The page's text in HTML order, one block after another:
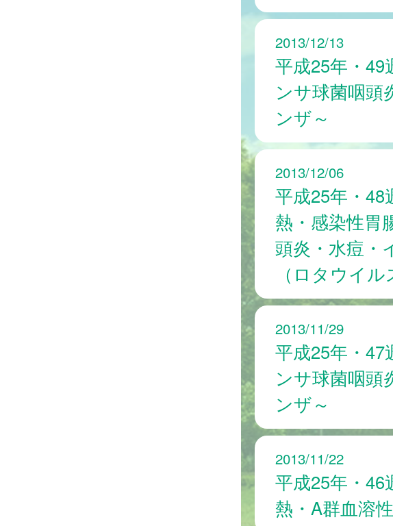
2013/12/13
平成25年・
ンサ球菌咽頭
ンザ～
2013/12/06
平成25年・
熱・感染性胃
頭炎・水痘・
（ロタウイル
2013/11/29
平成25年・
ンサ球菌咽頭
ンザ～
2013/11/22
平成25年・
熱・A群血溶